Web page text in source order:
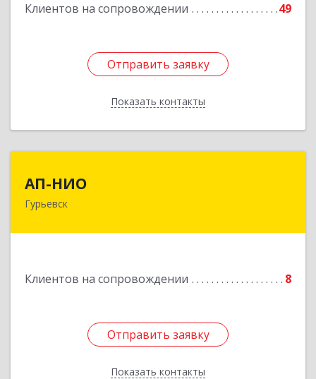
Клиентов на сопровождении 49
Отправить заявку
Показать контакты
Подробнее
Отправить заявку
Назад
АП-НИО
Гурьевск
Клиентов на сопровождении 8
Отправить заявку
Показать контакты
238300 Калининградская обл, Гурьевск г,
Отправить заявку
Назад